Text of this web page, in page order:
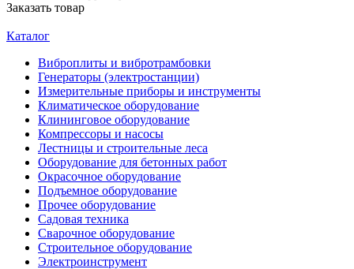
Заказать товар
Каталог
Виброплиты и вибротрамбовки
Генераторы (электростанции)
Измерительные приборы и инструменты
Климатическое оборудование
Клининговое оборудование
Компрессоры и насосы
Лестницы и строительные леса
Оборудование для бетонных работ
Окрасочное оборудование
Подъемное оборудование
Прочее оборудование
Садовая техника
Сварочное оборудование
Строительное оборудование
Электроинструмент